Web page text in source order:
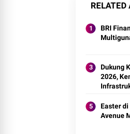
RELATED
BRI
Dukung
2026,
Easter
Avenue